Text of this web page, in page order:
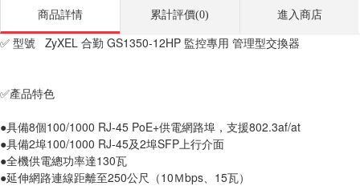
商品詳情 累計評價(0) 進入商店
✅ 型號   ZyXEL 合勤 GS1350-12HP 監控專用 管理型交換器
✅產品特色
●具備8個100/1000 RJ-45 PoE+供電網路埠，支援802.3af/at
●具備2埠100/1000 RJ-45及2埠SFP上行介面
●全機供電總功率達130瓦
●延伸網路連線距離至250公尺（10Ｍbps、15瓦）